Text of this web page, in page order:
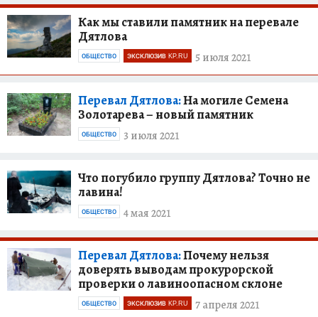
Как мы ставили памятник на перевале
Дятлова
5 июля 2021
ОБЩЕСТВО ЭКСКЛЮЗИВ KP.RU
Перевал Дятлова:На могиле Семена
Золотарева – новый памятник
3 июля 2021
ОБЩЕСТВО
Что погубило группу Дятлова? Точно не
лавина!
4 мая 2021
ОБЩЕСТВО
Перевал Дятлова:Почему нельзя
доверять выводам прокурорской
проверки о лавиноопасном склоне
7 апреля 2021
ОБЩЕСТВО ЭКСКЛЮЗИВ KP.RU